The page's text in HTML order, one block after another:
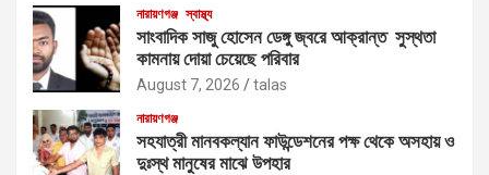
নারায়ণগঞ্জ স্বাস্থ্য
সাংবাদিক সাজু হোসেন ডেঙ্গু জ্বরে আক্রান্ত সুস্থতা
কামনায় দোয়া চেয়েছে পরিবার
August 7, 2026 talas
নারায়ণগঞ্জ
সহযাত্রী মানবকল্যান ফাউন্ডেশনের পক্ষ থেকে অসহায় ও
দুঃস্থ মানুষের মাঝে উপহার